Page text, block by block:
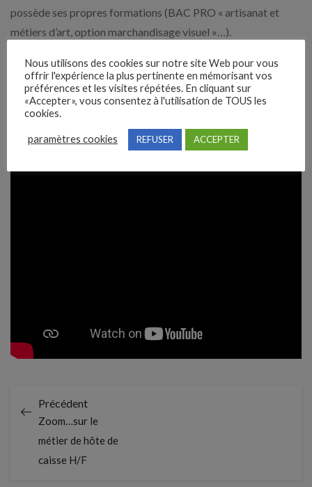
possède ses propres formations (BAC PRO « artisanat et
métiers d’art, option marchandisage visuel »…).
Grâce à la vidéo de REXEL FRANCE, découvrez un peu plus
sur le métier de technicien en merchandising.
Précédent
Zoom…sur le
métier de hôte de
caisse H/F
Nous utilisons des cookies sur notre site Web pour vous
offrir l'expérience la plus pertinente en mémorisant vos
préférences et les visites répétées. En cliquant sur
«Accepter», vous consentez à l'utilisation de TOUS les
cookies.
paramètres cookies REFUSER ACCEPTER